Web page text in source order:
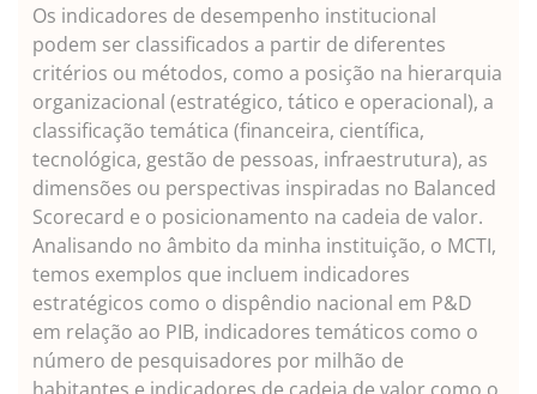
Os indicadores de desempenho institucional
podem ser classificados a partir de diferentes
critérios ou métodos, como a posição na hierarquia
organizacional (estratégico, tático e operacional), a
classificação temática (financeira, científica,
tecnológica, gestão de pessoas, infraestrutura), as
dimensões ou perspectivas inspiradas no Balanced
Scorecard e o posicionamento na cadeia de valor.
Analisando no âmbito da minha instituição, o MCTI,
temos exemplos que incluem indicadores
estratégicos como o dispêndio nacional em P&D
em relação ao PIB, indicadores temáticos como o
número de pesquisadores por milhão de